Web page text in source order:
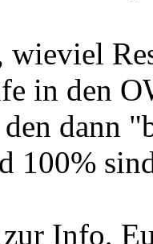
wieviel
in den
dann
100%
Info,